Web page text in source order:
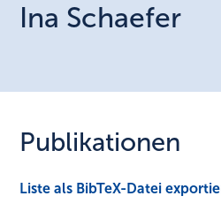
Ina Schaefer
Publikationen
Liste als BibTeX-Datei